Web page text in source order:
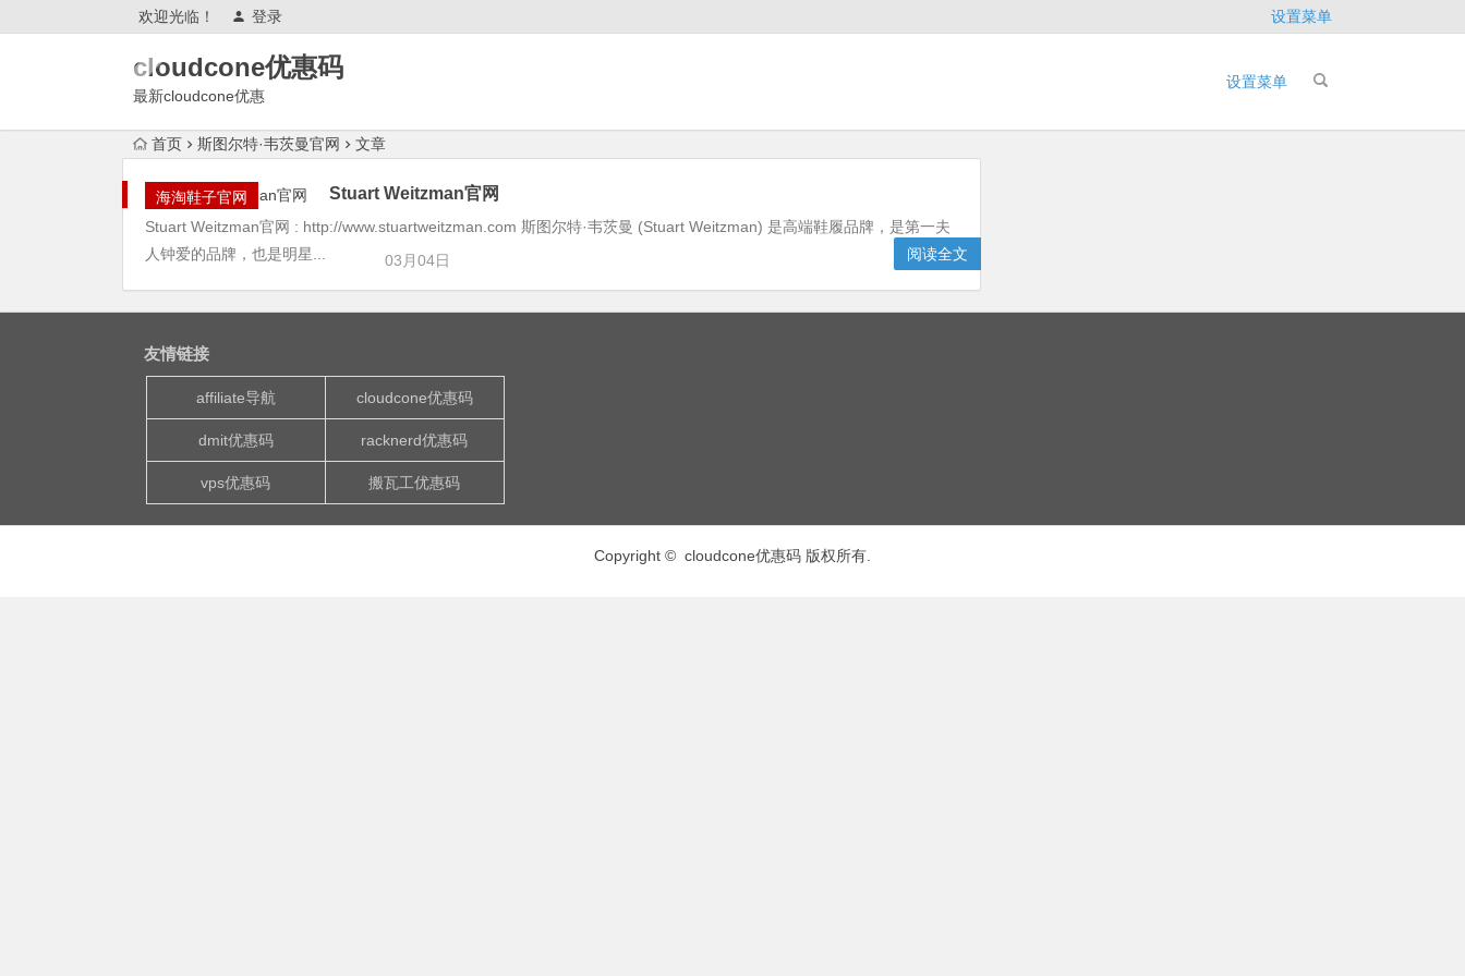
欢迎光临！ 登录 设置菜单
cloudcone优惠码
最新cloudcone优惠
样?续费,退款,会跑路吗?
设置菜单
首页 斯图尔特·韦茨曼官网 文章
海淘鞋子官网 Stuart Weitzman官网
Stuart Weitzman官网 : http://www.stuartweitzman.com 斯图尔特·韦茨曼 (Stuart Weitzman) 是高端鞋履品牌，是第一夫
人钟爱的品牌，也是明星...
03月04日 阅读全文
友情链接
affiliate导航 cloudcone优惠码
dmit优惠码 racknerd优惠码
vps优惠码 搬瓦工优惠码
Copyright © cloudcone优惠码 版权所有.